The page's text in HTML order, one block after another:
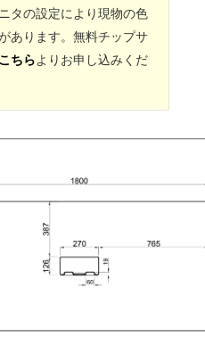
タの設定により現物の色
あります。無料チップサ
こちらよりお申し込みくだ